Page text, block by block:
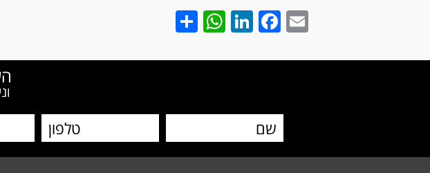
Email
Facebook
LinkedIn
WhatsApp